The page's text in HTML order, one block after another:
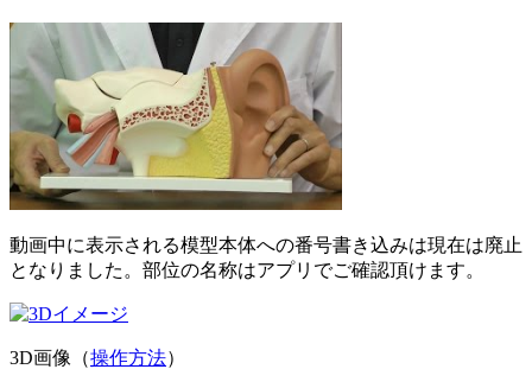
動画中に表示される模型本体への番号書き込みは現在は廃止
となりました。部位の名称はアプリでご確認頂けます。
3D画像（操作方法）